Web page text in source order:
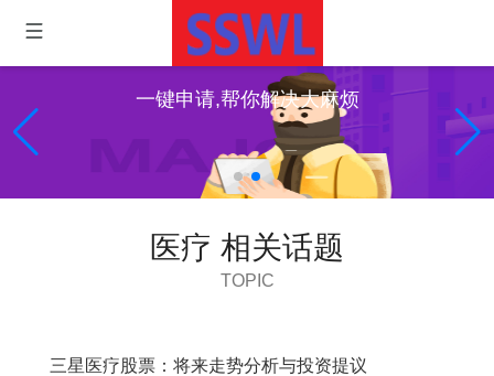
一键申请,帮你解决大麻烦
医疗 相关话题
TOPIC
三星医疗股票：将来走势分析与投资提议